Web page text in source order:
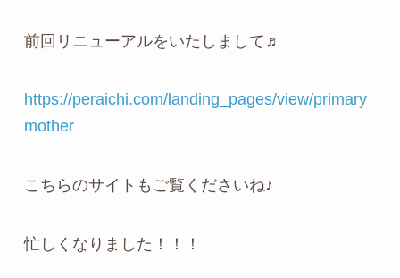
前回リニューアルをいたしまして♬
https://peraichi.com/landing_pages/view/primary
mother
こちらのサイトもご覧くださいね♪
忙しくなりました！！！